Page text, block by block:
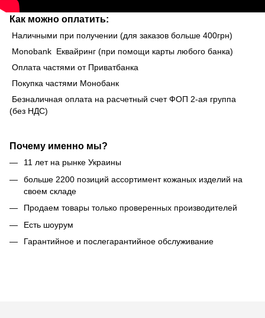
Как можно оплатить:
Наличными при получении (для заказов больше 400грн)
Monobank Еквайринг (при помощи карты любого банка)
Оплата частями от Приватбанка
Покупка частями Монобанк
Безналичная оплата на расчетный счет ФОП 2-ая группа
(без НДС)
Почему именно мы?
11 лет на рынке Украины
больше 2200 позиций ассортимент кожаных изделий на
своем складе
Продаем товары только проверенных производителей
Есть шоурум
Гарантийное и послегарантийное обслуживание